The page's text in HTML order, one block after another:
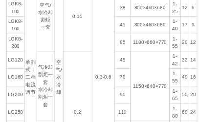
单列
式：
二档
电流
调节
空气/
水冷却
割炬
一套
空
气/
水
冷
却
0.15
0.3-0.6
LGK8-
100
38 800×460×680
1-
25
12 6
LGK8-
160
45 800×460×680
1-
40
17 9
LGK8-
200
85 1180×660×770
1-
55
20 12
LG120
气冷却
割炬一
套
水冷却
割炬一
套
0.2
45
1150×640×770
1-
42
32 14
LG160 70
1-
55
40 16
LG200 90
1-
65
50 20
LG250 110
1-
80
60 24